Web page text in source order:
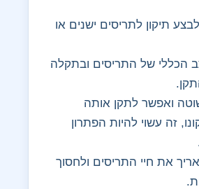
תיקון לתריסים ישנים או
הכללי של התריסים ובתקלה
ואפשר לתקן אותה
זה עשוי להיות הפתרון
את חיי התריסים ולחסוך